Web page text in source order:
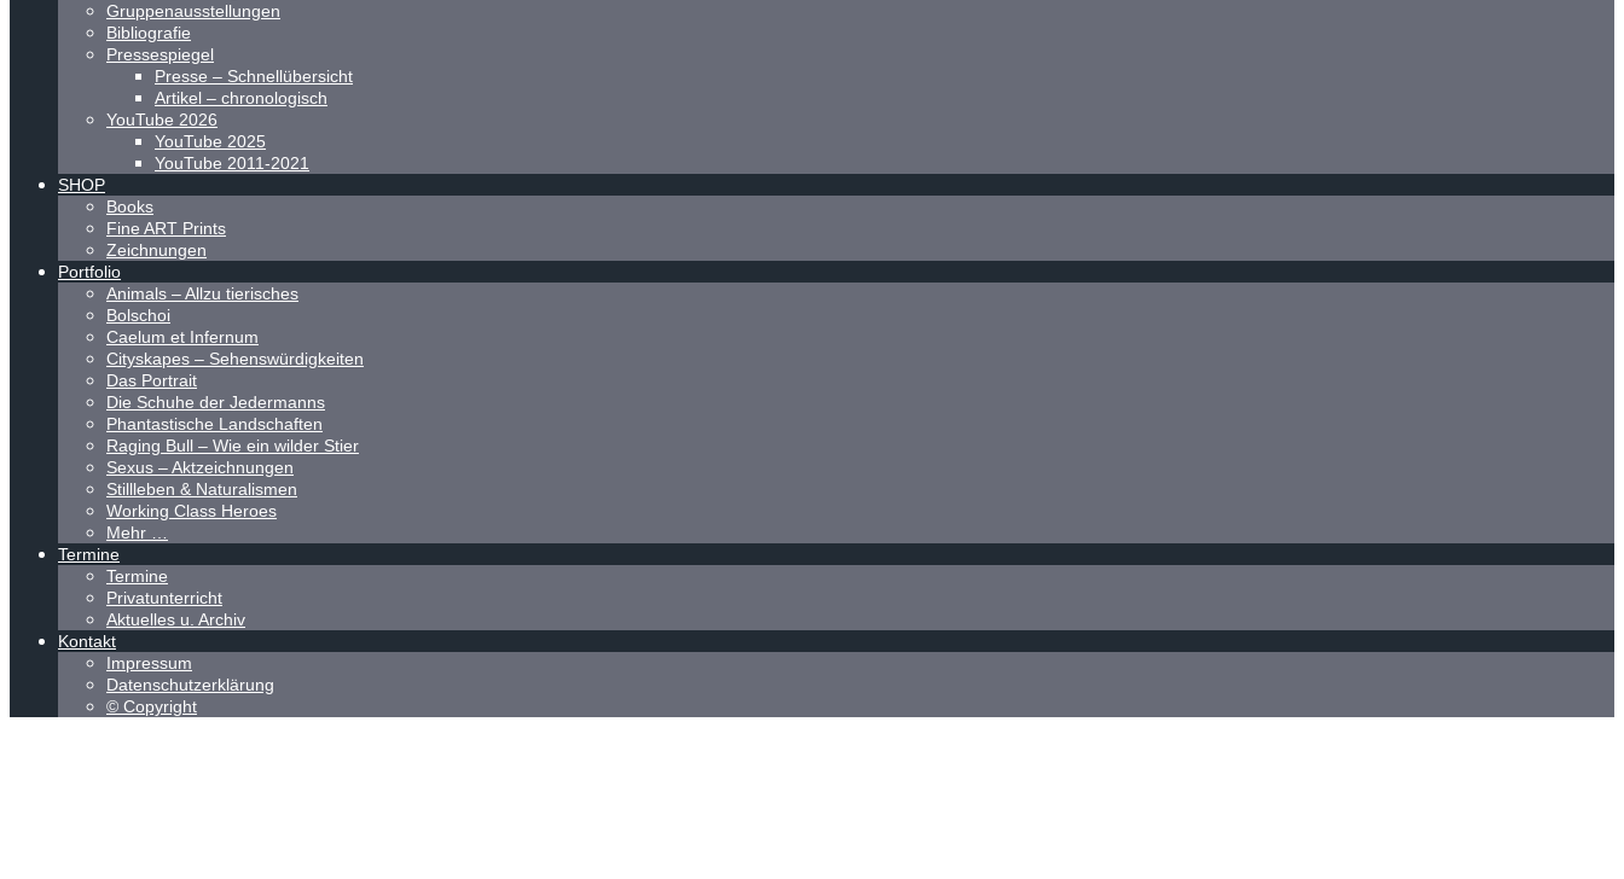
Gruppenausstellungen
Bibliografie
Pressespiegel
Presse – Schnellübersicht
Artikel – chronologisch
YouTube 2026
YouTube 2025
YouTube 2011-2021
SHOP
Books
Fine ART Prints
Zeichnungen
Portfolio
Animals – Allzu tierisches
Bolschoi
Caelum et Infernum
Cityskapes – Sehenswürdigkeiten
Das Portrait
Die Schuhe der Jedermanns
Phantastische Landschaften
Raging Bull – Wie ein wilder Stier
Sexus – Aktzeichnungen
Stillleben & Naturalismen
Working Class Heroes
Mehr …
Termine
Termine
Privatunterricht
Aktuelles u. Archiv
Kontakt
Impressum
Datenschutzerklärung
© Copyright